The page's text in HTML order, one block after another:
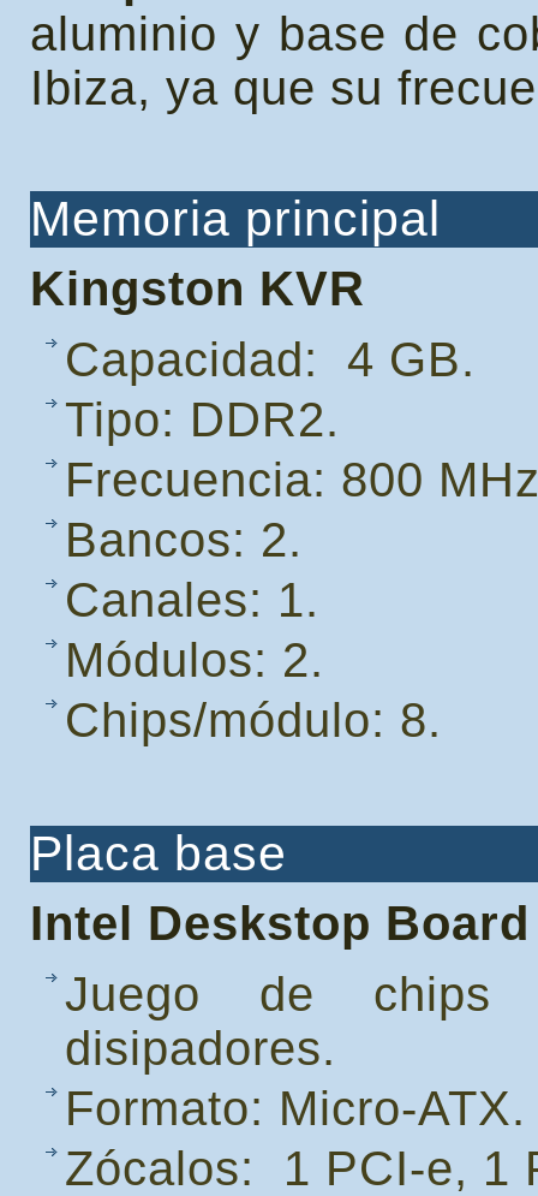
aluminio y base de
Ibiza, ya que su
Memoria principal
Kingston KVR
Capacidad: 4 GB.
Tipo: DDR2.
Frecuencia: 800
Bancos: 2.
Canales: 1.
Módulos: 2.
Chips/módulo: 8.
Placa base
Intel Deskstop Board
Juego de chips
disipadores.
Formato: Micro-ATX.
Zócalos: 1 PCI-e, 1